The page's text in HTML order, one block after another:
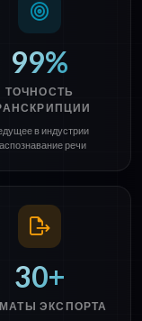
99%
ТОЧНОСТЬ
в индустрии
речи
30+
ЭКСПОРТА